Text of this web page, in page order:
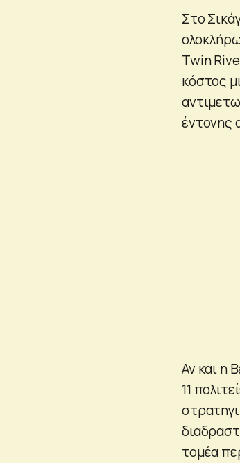
Στο
Twin
κόστος
έντονης
Αν και η
11
τομέα